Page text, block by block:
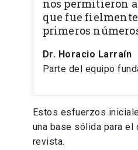
nos permitieron
que fue
primeros
Dr. Horacio Larraín
Parte del equipo
Estos esfuerzos
una base sólida para
revista.